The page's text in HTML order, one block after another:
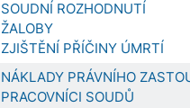
SOUDNÍ ROZHODNUTÍ
ŽALOBY
ZJIŠTĚNÍ PŘÍČINY ÚMRTÍ
NÁKLADY PRÁVNÍHO
PRACOVNÍCI SOUDŮ